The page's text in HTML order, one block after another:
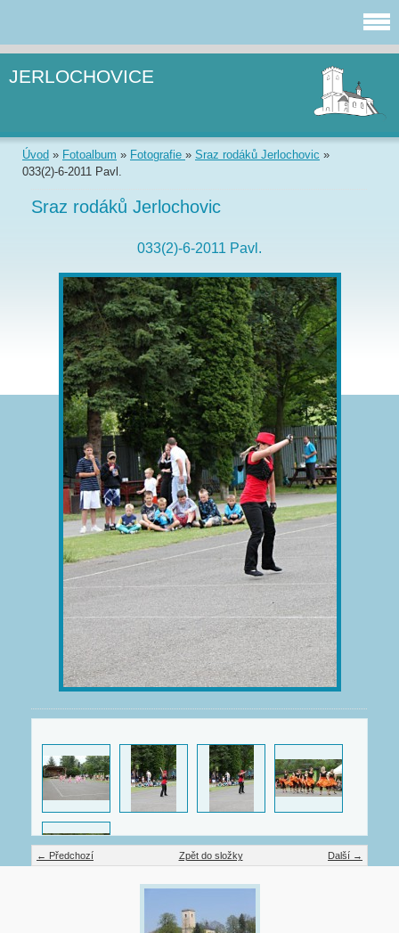
JERLOCHOVICE
Úvod » Fotoalbum » Fotografie » Sraz rodáků Jerlochovic »
033(2)-6-2011 Pavl.
Sraz rodáků Jerlochovic
033(2)-6-2011 Pavl.
← Předchozí Další →
Zpět do složky